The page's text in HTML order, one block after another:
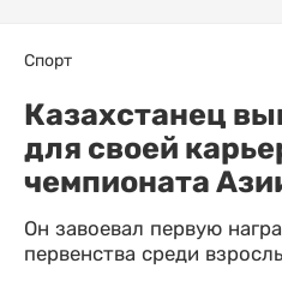
Спорт
Казахстанец
для своей
чемпионата
Он завоевал первую
первенства среди